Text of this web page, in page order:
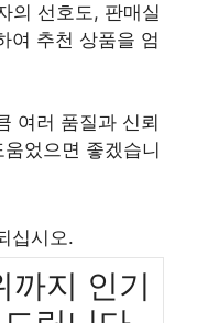
의 선호도, 판매실
여 추천 상품을 엄
여러 품질과 신뢰
었으면 좋겠습니
십시오.
지 인기